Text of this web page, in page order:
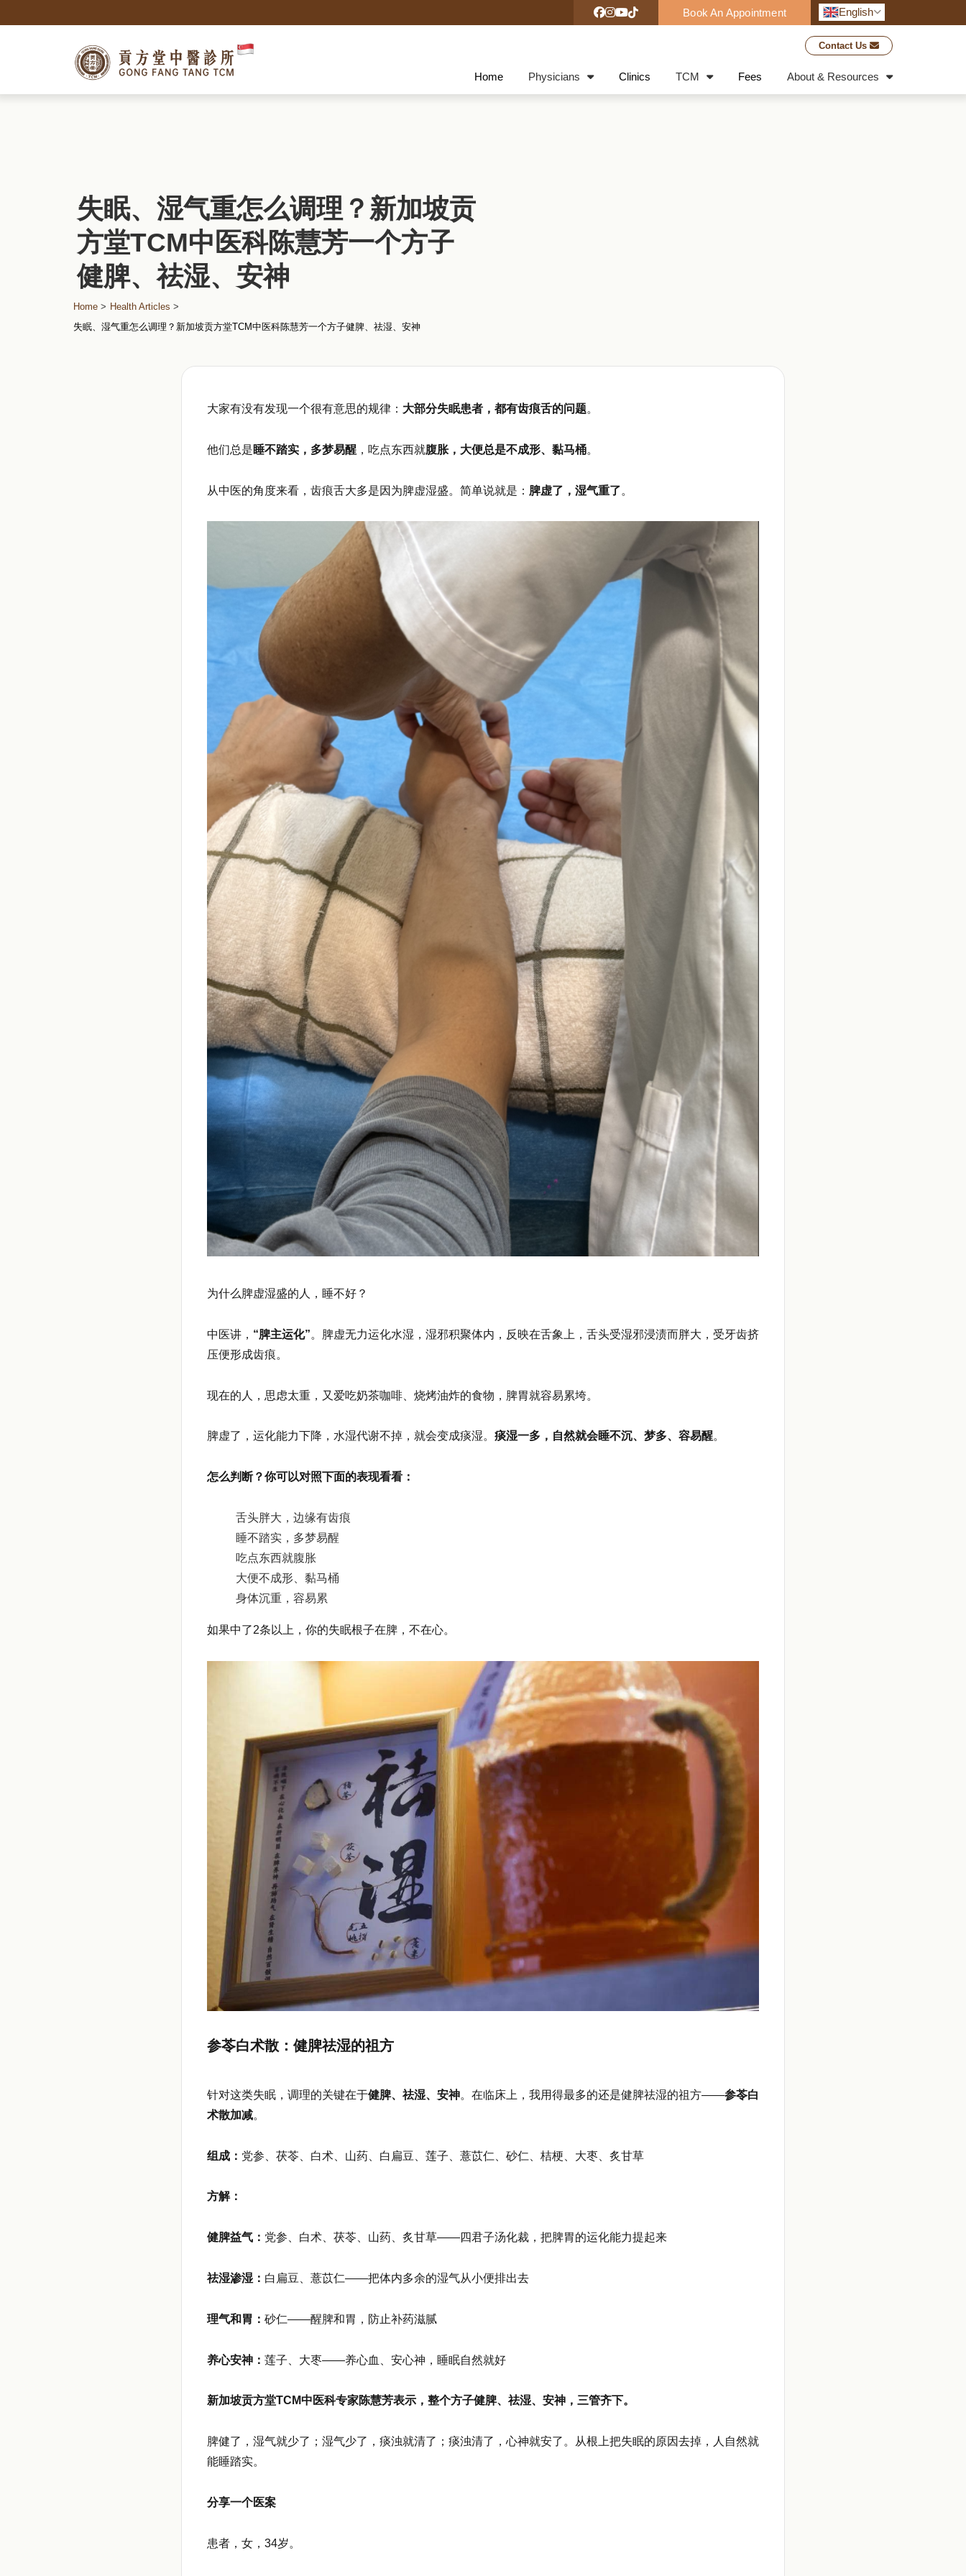
Book An Appointment English
Contact Us
Home Physicians Clinics TCM Fees About & Resources
失眠、湿气重怎么调理？新加坡贡
方堂TCM中医科陈慧芳一个方子
健脾、祛湿、安神
Home > Health Articles >
失眠、湿气重怎么调理？新加坡贡方堂TCM中医科陈慧芳一个方子健脾、祛湿、安神
大家有没有发现一个很有意思的规律： 大部分失眠患者，都有齿痕舌的问题。
他们总是睡不踏实，多梦易醒 ，吃点东西就腹胀，大便总是不成形、黏马桶。
从中医的角度来看，齿痕舌大多是因为脾虚湿盛。简单说就是： 脾虚了，湿气重了。
为什么脾虚湿盛的人，睡不好？
中医讲， “脾主运化”。脾虚无力运化水湿，湿邪积聚体内，反映在舌象上，舌头受湿邪浸渍而胖大，受牙齿挤
压便形成齿痕。
现在的人，思虑太重，又爱吃奶茶咖啡、烧烤油炸的食物，脾胃就容易累垮。
脾虚了，运化能力下降，水湿代谢不掉，就会变成痰湿。 痰湿一多，自然就会睡不沉、梦多、容易醒。
怎么判断？你可以对照下面的表现看看：
舌头胖大，边缘有齿痕
睡不踏实，多梦易醒
吃点东西就腹胀
大便不成形、黏马桶
身体沉重，容易累
如果中了2条以上，你的失眠根子在脾，不在心。
参苓白术散：健脾祛湿的祖方
针对这类失眠，调理的关键在于健脾、祛湿、安神。在临床上，我用得最多的还是健脾祛湿的祖方——参苓白
术散加减。
组成： 党参、茯苓、白术、山药、白扁豆、莲子、薏苡仁、砂仁、桔梗、大枣、炙甘草
方解：
健脾益气： 党参、白术、茯苓、山药、炙甘草——四君子汤化裁，把脾胃的运化能力提起来
祛湿渗湿： 白扁豆、薏苡仁——把体内多余的湿气从小便排出去
理气和胃： 砂仁——醒脾和胃，防止补药滋腻
养心安神： 莲子、大枣——养心血、安心神，睡眠自然就好
新加坡贡方堂TCM中医科专家陈慧芳表示，整个方子健脾、祛湿、安神，三管齐下。
脾健了，湿气就少了；湿气少了，痰浊就清了；痰浊清了，心神就安了。从根上把失眠的原因去掉，人自然就
能睡踏实。
分享一个医案
患者，女，34岁。